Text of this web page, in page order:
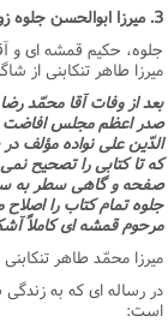
3. میرزا ابوالحسن جلوه زواره اى
جلوه، حکیم قمشه اى و
میرزا طاهر تنکابنى از
صدر اعظم مجلس افاضت
الدّین على نواده مؤلف در
که تا کتابى را تصحیح
صفحه و گاهى سطر به سطر
جلوه تمام کتاب را
مرحوم قمشه اى کاملاً
میرزا محمّد طاهر
در رساله اى که به
است: